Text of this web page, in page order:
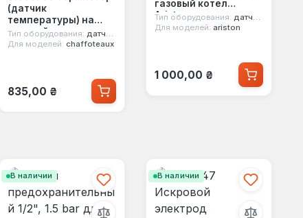
(датчик
температуры) на
газовый котел
Chaffoteaux Elexia,
Тип оборудования: датчик ntc
Для моделей: chaffoteaux
Обычная цена:
835,00 ₴
газовый котел
Ariston
Тип оборудования: датчик давления воды
Для моделей: ariston
Обычная цена:
1 000,00 ₴
В наличии В наличии